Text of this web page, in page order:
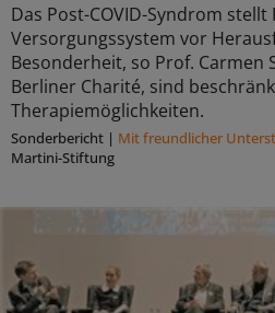
Das Post-COVID-Syndrom
Versorgungssystem vor
Besonderheit, so Prof. Carmen
Berliner Charité, sind
Therapiemöglichkeiten.
Sonderbericht | Mit freundlicher
Martini-Stiftung